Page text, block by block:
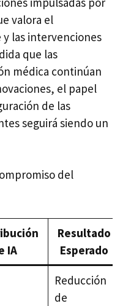
valora el
las intervenciones
que las
médica continúan
el papel
de las
seguirá siendo un
del
IA
Resultado
Esperado
Reducción
de